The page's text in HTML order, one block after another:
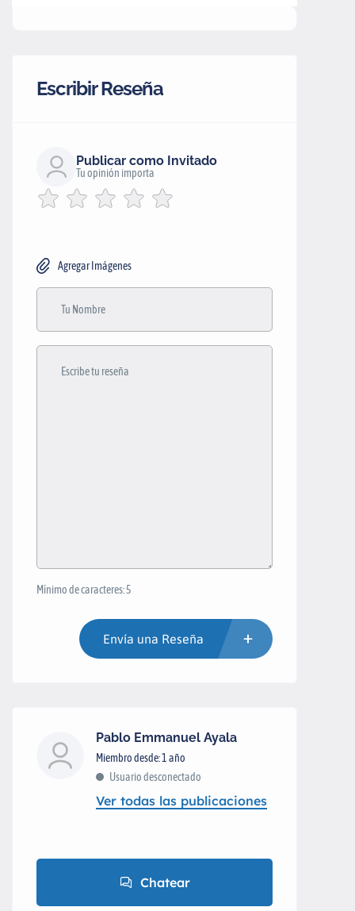
Escribir Reseña
Publicar como Invitado
Tu opinión importa
Agregar Imágenes
Mínimo de caracteres: 5
Envía una Reseña
Pablo Emmanuel Ayala
Miembro desde: 1 año
Usuario desconectado
Ver todas las publicaciones
Chatear